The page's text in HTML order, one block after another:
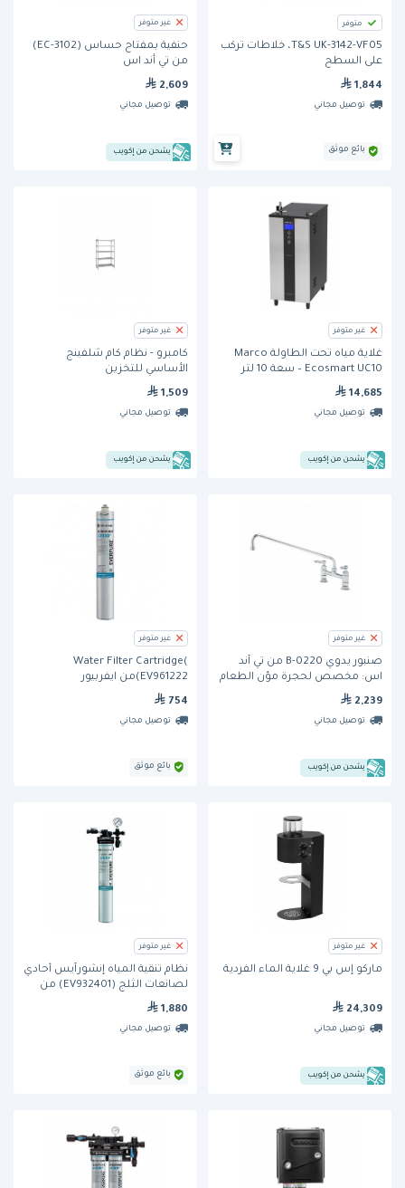
متوفر
T&S UK-3142-VF05، خلاطات تُركب
على السطح
1,844
توصيل مجاني
بائع موثق
غير متوفر
حنفية بمفتاح حساس (EC-3102)
من تي أند اس
2,609
توصيل مجاني
يشحن من إكويب
غير متوفر
غلاية مياه تحت الطاولة Marco
Ecosmart UC10 – سعة 10 لتر
14,685
توصيل مجاني
يشحن من إكويب
غير متوفر
كامبرو - نظام كام شلفينج
الأساسي للتخزين
1,509
توصيل مجاني
يشحن من إكويب
غير متوفر
صنبور يدوي B-0220 من تي آند
اس: مخصص لحجرة مؤن الطعام
2,239
توصيل مجاني
يشحن من إكويب
غير متوفر
Water Filter Cartridge(
EV961222)من ايفربيور
754
توصيل مجاني
بائع موثق
غير متوفر
ماركو إس بي 9 غلاية الماء الفردية
24,309
توصيل مجاني
يشحن من إكويب
غير متوفر
نظام تنقية المياه إنشورآيس أحادي
لصانعات الثلج (EV932401) من
إيفربيور
1,880
توصيل مجاني
بائع موثق